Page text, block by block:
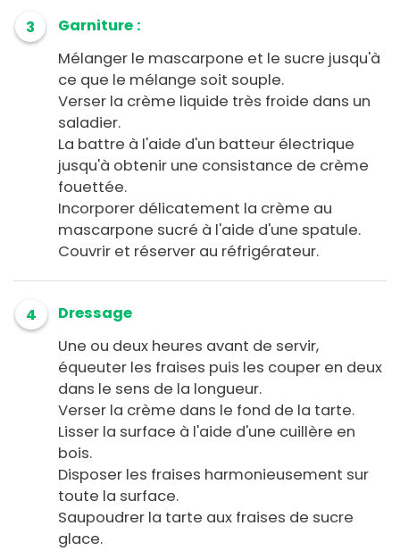
3
Garniture :
Mélanger le mascarpone et le sucre jusqu'à
ce que le mélange soit souple.
Verser la crème liquide très froide dans un
saladier.
La battre à l'aide d'un batteur électrique
jusqu'à obtenir une consistance de crème
fouettée.
Incorporer délicatement la crème au
mascarpone sucré à l'aide d'une spatule.
Couvrir et réserver au réfrigérateur.
4
Dressage
Une ou deux heures avant de servir,
équeuter les fraises puis les couper en deux
dans le sens de la longueur.
Verser la crème dans le fond de la tarte.
Lisser la surface à l'aide d'une cuillère en
bois.
Disposer les fraises harmonieusement sur
toute la surface.
Saupoudrer la tarte aux fraises de sucre
glace.